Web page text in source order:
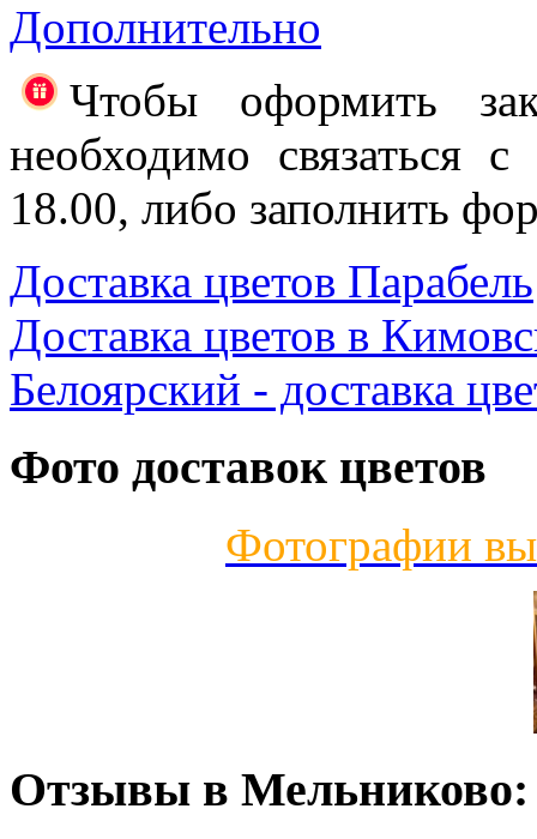
Дополнительно
Чтобы оформить
необходимо
18.00, либо заполнить
Доставка цветов Парабель
Доставка цветов в
Белоярский - доставка
Фото доставок цветов
Фотографии
Отзывы в Мельниково: